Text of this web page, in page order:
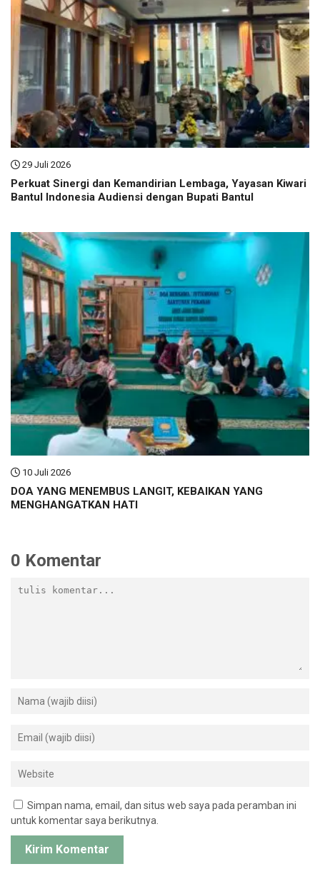
29 Juli 2026
Perkuat Sinergi dan Kemandirian Lembaga, Yayasan Kiwari
Bantul Indonesia Audiensi dengan Bupati Bantul
10 Juli 2026
DOA YANG MENEMBUS LANGIT, KEBAIKAN YANG
MENGHANGATKAN HATI
0 Komentar
Simpan nama, email, dan situs web saya pada peramban ini
untuk komentar saya berikutnya.